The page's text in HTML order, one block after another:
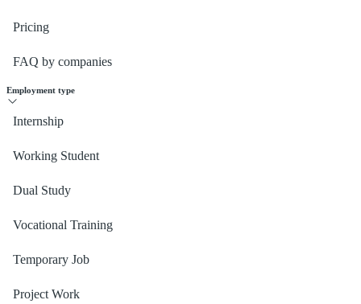
Pricing
FAQ by companies
Employment type
Internship
Working Student
Dual Study
Vocational Training
Temporary Job
Project Work